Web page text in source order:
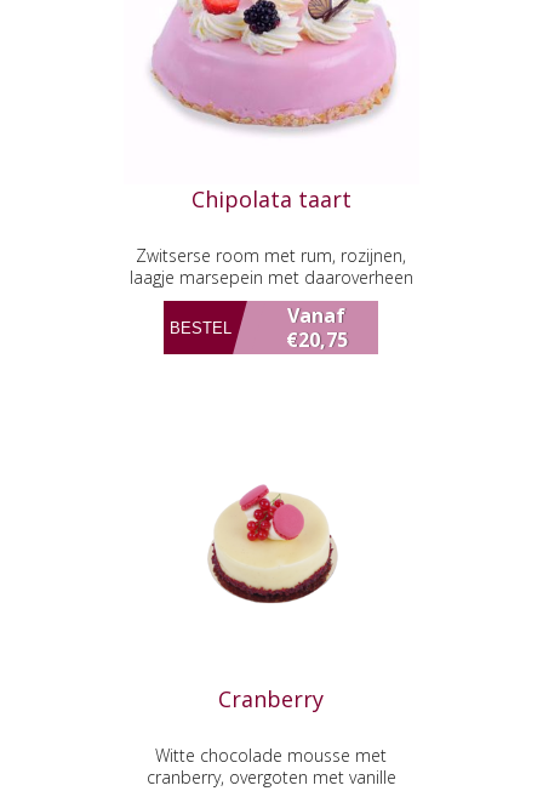
Chipolata taart
Zwitserse room met rum, rozijnen,
laagje marsepein met daaroverheen
fondant.
Vanaf
€20,75
Cranberry
Witte chocolade mousse met
cranberry, overgoten met vanille